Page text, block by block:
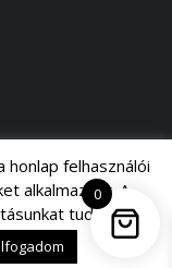
felhasználói
alkalmazunk. A
tudomásul
0